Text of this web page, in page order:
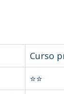
Curso
⭐⭐